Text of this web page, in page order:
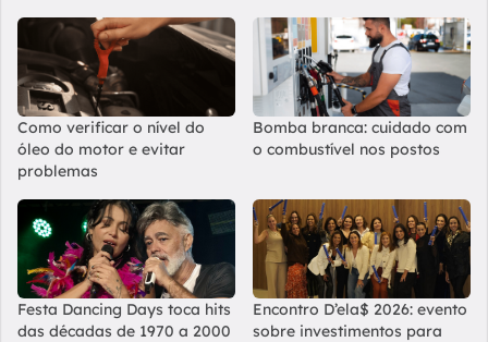
Como verificar o nível do
óleo do motor e evitar
problemas
Bomba branca: cuidado com
o combustível nos postos
Festa Dancing Days toca hits
das décadas de 1970 a 2000
Encontro D’ela$ 2026: evento
sobre investimentos para